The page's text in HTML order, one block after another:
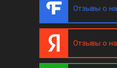
Отзывы о
Отзывы о